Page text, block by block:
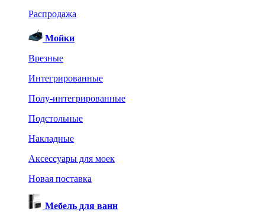
Распродажа
Мойки
Врезные
Интегрированные
Полу-интегрированные
Подстольные
Накладные
Аксессуары для моек
Новая поставка
Мебель для ванн